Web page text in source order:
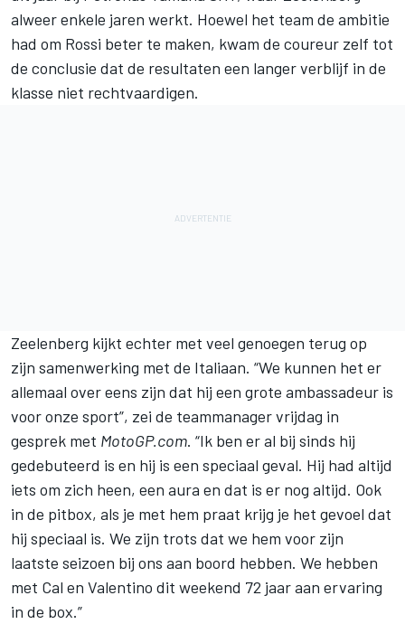
alweer enkele jaren werkt. Hoewel het team de ambitie
had om Rossi beter te maken, kwam de coureur zelf tot
de conclusie dat de resultaten een langer verblijf in de
klasse niet rechtvaardigen.
Zeelenberg kijkt echter met veel genoegen terug op
zijn samenwerking met de Italiaan. “We kunnen het er
allemaal over eens zijn dat hij een grote ambassadeur is
voor onze sport”, zei de teammanager vrijdag in
gesprek met MotoGP.com. “Ik ben er al bij sinds hij
gedebuteerd is en hij is een speciaal geval. Hij had altijd
iets om zich heen, een aura en dat is er nog altijd. Ook
in de pitbox, als je met hem praat krijg je het gevoel dat
hij speciaal is. We zijn trots dat we hem voor zijn
laatste seizoen bij ons aan boord hebben. We hebben
met Cal en Valentino dit weekend 72 jaar aan ervaring
in de box.”